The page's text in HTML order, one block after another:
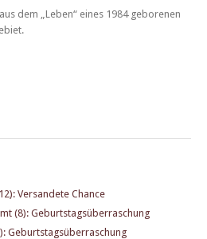
dem „Leben“ eines 1984 geborenen
Versandete Chance
(8): Geburtstagsüberraschung
Geburtstagsüberraschung